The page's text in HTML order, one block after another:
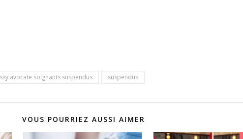
avocate soignants suspendus suspendus
VOUS POURRIEZ AUSSI AIMER